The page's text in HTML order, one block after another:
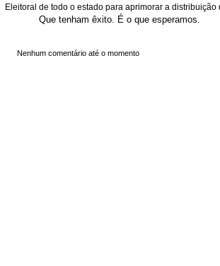
Eleitoral de todo o estado para aprimorar a
Que tenham êxito. É o que esperamos.